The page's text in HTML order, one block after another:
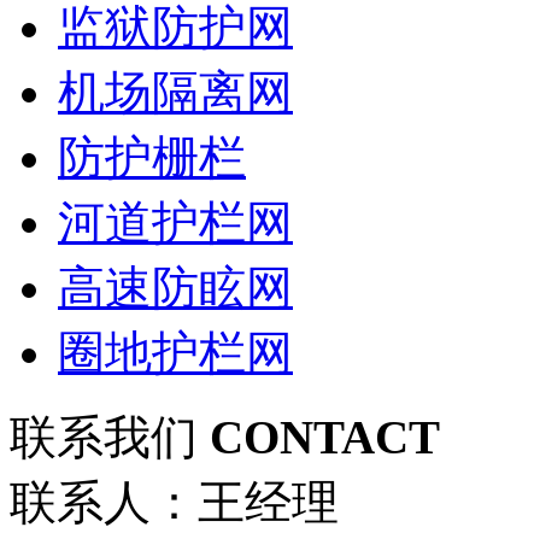
监狱防护网
机场隔离网
防护栅栏
河道护栏网
高速防眩网
圈地护栏网
联系我们 CONTACT
联系人：王经理